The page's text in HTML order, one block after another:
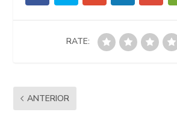
RATE:
ANTERIOR